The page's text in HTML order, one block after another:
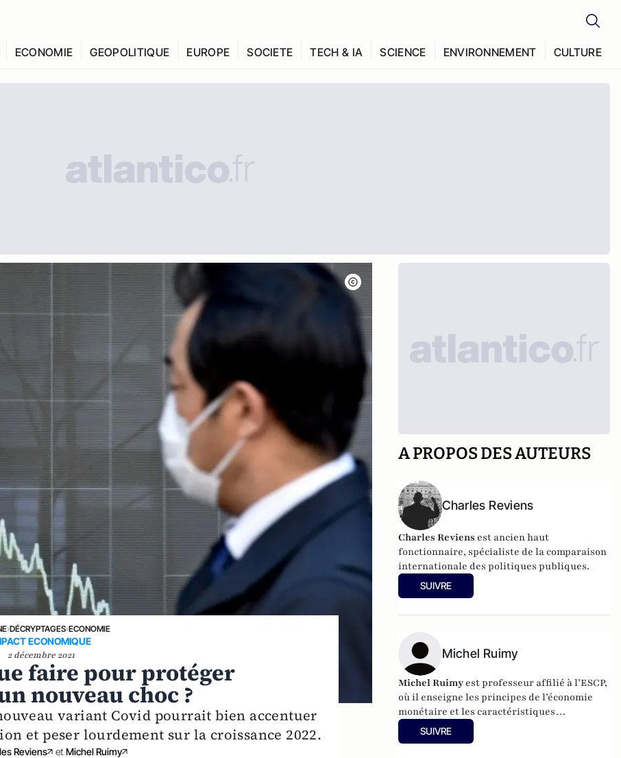
ECONOMIE GEOPOLITIQUE EUROPE SOCIETE TECH & IA SCIENCE ENVIRONNEMENT CULTURE
›DÉCRYPTAGES›ECONOMIE
ECONOMIQUE
2 décembre 2021
faire pour protéger
nouveau choc ?
variant Covid pourrait bien accentuer
et peser lourdement sur la croissance 2022.
Reviens et Michel Ruimy
A PROPOS DES AUTEURS
Charles Reviens
Charles Reviens est ancien haut
fonctionnaire, spécialiste de la comparaison
internationale des politiques publiques.
SUIVRE
Michel Ruimy
Michel Ruimy est professeur affilié à l’ESCP,
où il enseigne les principes de l’économie
monétaire et les caractéristiques
fondamentales des marchés de capitaux.
SUIVRE